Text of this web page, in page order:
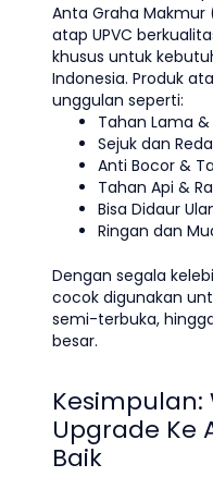
Anta Graha Makmur
atap UPVC
khusus untuk
Indonesia. Produk
unggulan seperti:
Tahan Lama
Sejuk dan
Anti Bocor &
Tahan Api &
Bisa Didaur
Ringan dan
Dengan segala
cocok digunakan
semi-terbuka,
besar.
Kesimpulan:
Upgrade Ke
Baik